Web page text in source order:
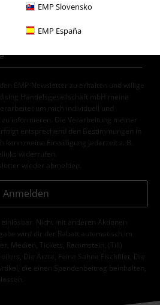
EMP Slovensko
EMP España
ab, wenn du dich
EMP-Newsletter zu erhalten und willige
Handelsgesellschaft mbH meine
um mich individuell und
informieren. Die Verarbeitung meiner
entsprechend den Bestimmungen in
kann meine Einwilligung jederzeit z. B.
widerrufen.
wieder abmelden.
Anmelden
Nicht mit anderen Aktionen
wird dir der Rabatt automatisch im
Medien, Tickets, Rammstein, (Till)
Die Ärzte, Feine Sahne Fischfilet, Die
die einen Spendenbeitrag beinhalten,